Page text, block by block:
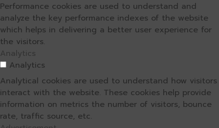
Performance cookies are used to understand and
analyze the key performance indexes of the website
which helps in delivering a better user experience for
the visitors.
Analytics
Analytics
Analytical cookies are used to understand how visitors
interact with the website. These cookies help provide
information on metrics the number of visitors, bounce
rate, traffic source, etc.